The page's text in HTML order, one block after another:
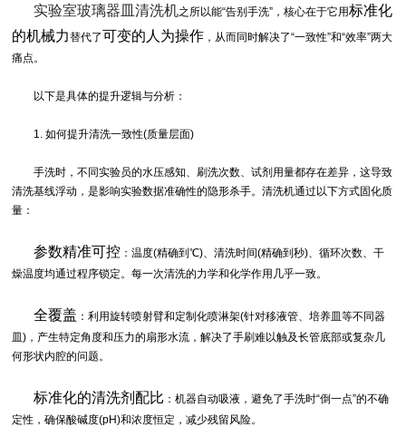
实验室玻璃器皿清洗机之所以能“告别手洗”，核心在于它用标准化
的机械力替代了可变的人为操作 ，从而同时解决了“一致性”和“效率”两大
痛点。
以下是具体的提升逻辑与分析：
1. 如何提升清洗一致性(质量层面)
手洗时，不同实验员的水压感知、刷洗次数、试剂用量都存在差异，这导致
清洗基线浮动，是影响实验数据准确性的隐形杀手。清洗机通过以下方式固化质
量：
参数精准可控 ：温度(精确到℃)、清洗时间(精确到秒)、循环次数、干
燥温度均通过程序锁定。每一次清洗的力学和化学作用几乎一致。
全覆盖 ：利用旋转喷射臂和定制化喷淋架(针对移液管、培养皿等不同器
皿)，产生特定角度和压力的扇形水流，解决了手刷难以触及长管底部或复杂几
何形状内腔的问题。
标准化的清洗剂配比 ：机器自动吸液，避免了手洗时“倒一点”的不确
定性，确保酸碱度(pH)和浓度恒定，减少残留风险。